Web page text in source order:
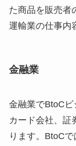
た商品を販売者
運輸業の仕事内
金融業
金融業でBtоC
カード会社、証
ります。BtоC